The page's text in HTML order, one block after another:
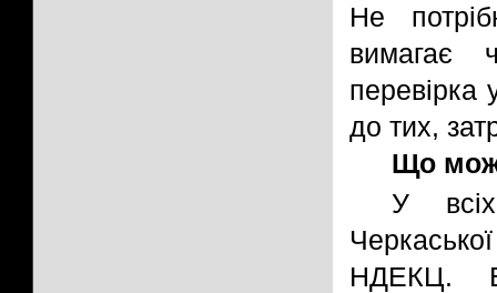
Не
вимагає
перевірка
до тих,
Що
У всіх
НДЕКЦ.